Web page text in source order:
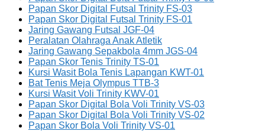
Papan Skor Digital Futsal Trinity FS-03
Papan Skor Digital Futsal Trinity FS-01
Jaring Gawang Futsal JGF-04
Peralatan Olahraga Anak Atletik
Jaring Gawang Sepakbola 4mm JGS-04
Papan Skor Tenis Trinity TS-01
Kursi Wasit Bola Tenis Lapangan KWT-01
Bat Tenis Meja Olympus TTB-3
Kursi Wasit Voli Trinity KWV-01
Papan Skor Digital Bola Voli Trinity VS-03
Papan Skor Digital Bola Voli Trinity VS-02
Papan Skor Bola Voli Trinity VS-01